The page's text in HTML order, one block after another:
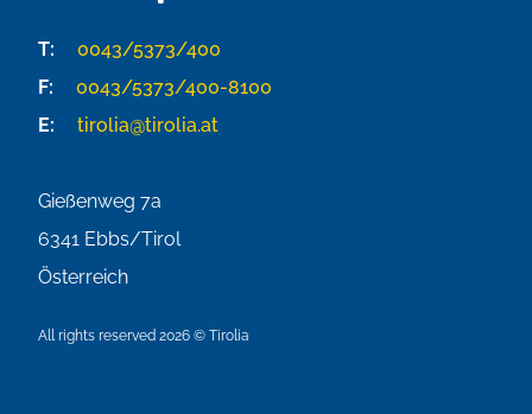
T:
0043/5373/400
F:
0043/5373/400-8100
E:
tirolia@tirolia.at
Gießenweg 7a
6341 Ebbs/Tirol
Österreich
All rights reserved 2026 © Tirolia